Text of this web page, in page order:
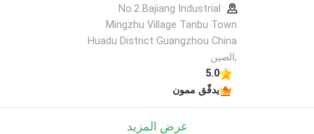
No.2 Bajiang Industrial
Mingzhu Village Tanbu Town
Huadu District Guangzhou China
,الصين
5.0
يدقّق ممون
عرض المزيد